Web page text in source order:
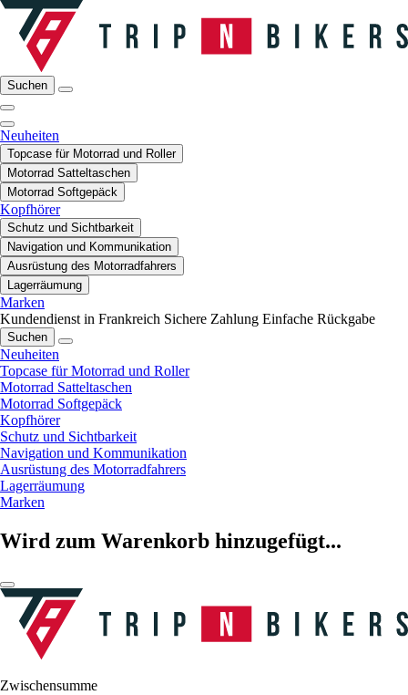
Suchen
Neuheiten
Topcase für Motorrad und Roller
Motorrad Satteltaschen
Motorrad Softgepäck
Kopfhörer
Schutz und Sichtbarkeit
Navigation und Kommunikation
Ausrüstung des Motorradfahrers
Lagerräumung
Marken
Kundendienst in Frankreich Sichere Zahlung Einfache Rückgabe
Suchen
Neuheiten
Topcase für Motorrad und Roller
Motorrad Satteltaschen
Motorrad Softgepäck
Kopfhörer
Schutz und Sichtbarkeit
Navigation und Kommunikation
Ausrüstung des Motorradfahrers
Lagerräumung
Marken
Wird zum Warenkorb hinzugefügt...
Zwischensumme